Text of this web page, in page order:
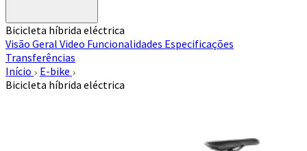
Bicicleta híbrida eléctrica
Visão Geral Video Funcionalidades Especificações
Transferências
Início
E-bike
Bicicleta híbrida eléctrica